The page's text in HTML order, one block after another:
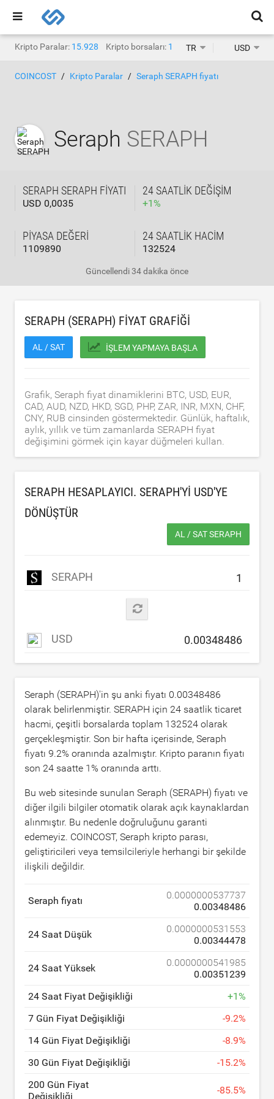
Kripto Paralar: 15.928 Kripto borsaları: 1.471TR USD
COINCOST Kripto Paralar Seraph SERAPH fiyatı
Seraph SERAPH
SERAPH SERAPH FIYATI
USD 0,0035
24 SAATLIK DEĞIŞIM
+1%
PIYASA DEĞERI
1109890
24 SAATLIK HACIM
132524
Güncellendi34 dakika önce
SERAPH (SERAPH) FIYAT GRAFIĞI
AL / SAT İŞLEM YAPMAYA BAŞLA
Grafik, Seraph fiyat dinamiklerini BTC, USD, EUR,
CAD, AUD, NZD, HKD, SGD, PHP, ZAR, INR, MXN, CHF,
CNY, RUB cinsinden göstermektedir. Günlük, haftalık,
aylık, yıllık ve tüm zamanlarda SERAPH fiyat
değişimini görmek için kayar düğmeleri kullan.
SERAPH HESAPLAYICI. SERAPH'YI USD'YE
DÖNÜŞTÜR
AL / SAT SERAPH
SERAPH
USD
Seraph (SERAPH)'in şu anki fiyatı 0.00348486
olarak belirlenmiştir. SERAPH için 24 saatlik ticaret
hacmi, çeşitli borsalarda toplam 132524 olarak
gerçekleşmiştir. Son bir hafta içerisinde, Seraph
fiyatı 9.2% oranında azalmıştır. Kripto paranın fiyatı
son 24 saatte 1% oranında arttı.
Bu web sitesinde sunulan Seraph (SERAPH) fiyatı ve
diğer ilgili bilgiler otomatik olarak açık kaynaklardan
alınmıştır. Bu nedenle doğruluğunu garanti
edemeyiz. COINCOST, Seraph kripto parası,
geliştiricileri veya temsilcileriyle herhangi bir şekilde
ilişkili değildir.
Seraph fiyatı
0.0000000537737
0.00348486
24 Saat Düşük
0.0000000531553
0.00344478
24 Saat Yüksek
0.0000000541985
0.00351239
24 Saat Fiyat Değişikliği
+1%
7 Gün Fiyat Değişikliği
-9.2%
14 Gün Fiyat Değişikliği
-8.9%
30 Gün Fiyat Değişikliği
-15.2%
200 Gün Fiyat
Değişikliği
-85.5%